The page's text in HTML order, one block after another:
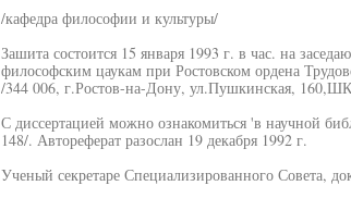
/кафедра философии и культуры/
Зашита состоится 15 января 1993 г. в час. на
философским цаукам при Ростовском ордена
/344 006, г.Ростов-на-Дону, ул.Пушкинская,
С диссертацией можно ознакомиться 'в научной
148/. Автореферат разослан 19 декабря 1992 г.
Ученый секретаре Специализированного Совета,